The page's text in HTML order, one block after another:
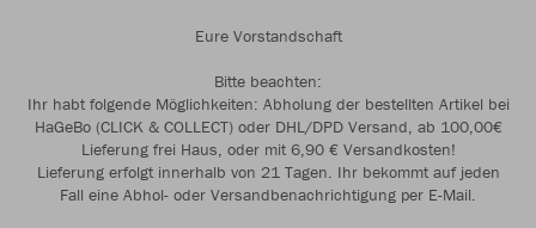
Eure Vorstandschaft
Bitte beachten:
Ihr habt folgende Möglichkeiten: Abholung der bestellten Artikel bei
HaGeBo (CLICK & COLLECT) oder DHL/DPD Versand, ab 100,00€
Lieferung frei Haus, oder mit 6,90 € Versandkosten!
Lieferung erfolgt innerhalb von 21 Tagen. Ihr bekommt auf jeden
Fall eine Abhol- oder Versandbenachrichtigung per E-Mail.